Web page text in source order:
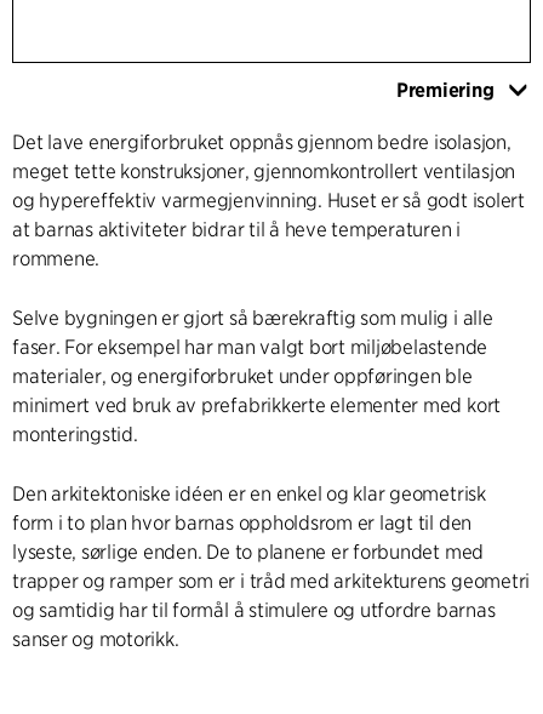
Premiering
Det lave energiforbruket oppnås gjennom bedre isolasjon,
meget tette konstruksjoner, gjennomkontrollert ventilasjon
og hypereffektiv varmegjenvinning. Huset er så godt isolert
at barnas aktiviteter bidrar til å heve temperaturen i
rommene.
Selve bygningen er gjort så bærekraftig som mulig i alle
faser. For eksempel har man valgt bort miljøbelastende
materialer, og energiforbruket under oppføringen ble
minimert ved bruk av prefabrikkerte elementer med kort
monteringstid.
Den arkitektoniske idéen er en enkel og klar geometrisk
form i to plan hvor barnas oppholdsrom er lagt til den
lyseste, sørlige enden. De to planene er forbundet med
trapper og ramper som er i tråd med arkitekturens geometri
og samtidig har til formål å stimulere og utfordre barnas
sanser og motorikk.